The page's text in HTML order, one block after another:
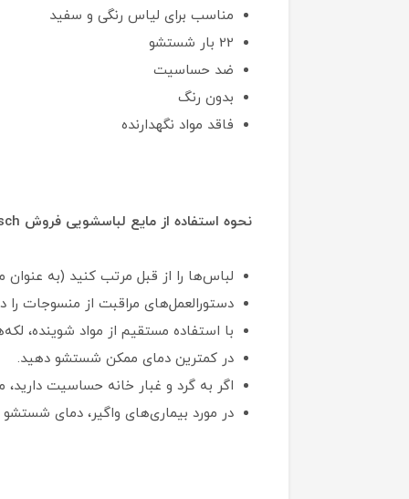
مناسب برای لیاس رنگی و سفید
22 بار شستشو
ضد حساسیت
بدون رنگ
فاقد مواد نگهدارنده
نحوه استفاده از مایع لباسشویی فروش Frosch :
لباس‌ها را از قبل مرتب کنید (به
دستورالعمل‌های مراقبت از منسوجات را
با استفاده مستقیم از مواد شوینده،
در کمترین دمای ممکن شستشو دهید.
اگر به گرد و غبار خانه حساسیت دارید، ملحفه‌های
در مورد بیماری‌های واگیر، دمای شستشو را تا 60 درجه سانتی گراد